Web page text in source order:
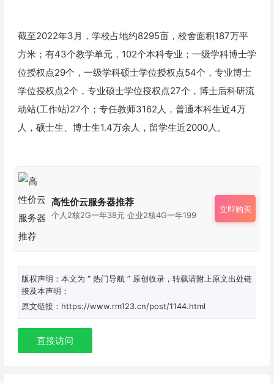
截至2022年3月，学校占地约8295亩，校舍面积187万平
方米；有43个教学单元，102个本科专业；一级学科博士学
位授权点29个，一级学科硕士学位授权点54个，专业博士
学位授权点2个，专业硕士学位授权点27个，博士后科研流
动站(工作站)27个；专任教师3162人，普通本科生近4万
人，硕士生、博士生1.4万余人，留学生近2000人。
高性价云服务器推荐
个人2核2G一年38元 企业2核4G一年199
立即购买
版权声明：本文为 “ 热门导航 ” 原创收录，转载请附上原文出处链
接及本声明；
原文链接：https://www.rm123.cn/post/1144.html
直接访问